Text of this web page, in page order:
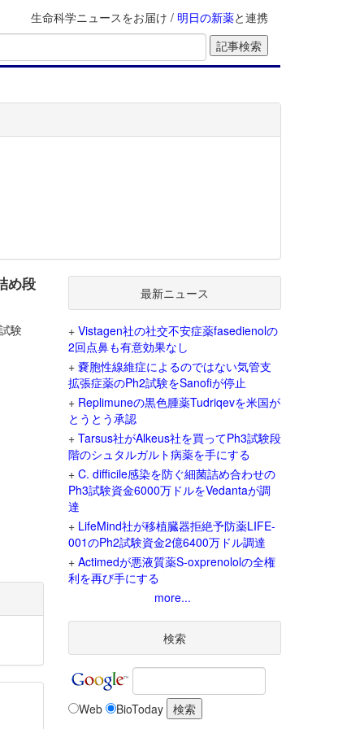
生命科学ニュースをお届け / 明日の新薬と連携
め段
験
最新ニュース
+ Vistagen社の社交不安症薬fasedienolの
2回点鼻も有意効果なし
+ 嚢胞性線維症によるのではない気管支
拡張症薬のPh2試験をSanofiが停止
+ Replimuneの黒色腫薬Tudriqevを米国が
とうとう承認
+ Tarsus社がAlkeus社を買ってPh3試験段
階のシュタルガルト病薬を手にする
+ C. difficile感染を防ぐ細菌詰め合わせの
Ph3試験資金6000万ドルをVedantaが調
達
+ LifeMind社が移植臓器拒絶予防薬LIFE-
001のPh2試験資金2億6400万ドル調達
+ Actimedが悪液質薬S-oxprenololの全権
利を再び手にする
more...
検索
Web BioToday